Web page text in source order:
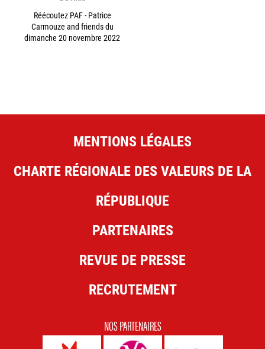
Réécoutez PAF - Patrice
Carmouze and friends du
dimanche 20 novembre 2022
MENTIONS LÉGALES
CHARTE RÉGIONALE DES VALEURS DE LA
RÉPUBLIQUE
PARTENAIRES
REVUE DE PRESSE
RECRUTEMENT
NOS PARTENAIRES